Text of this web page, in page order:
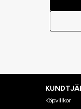
Köpvillkor